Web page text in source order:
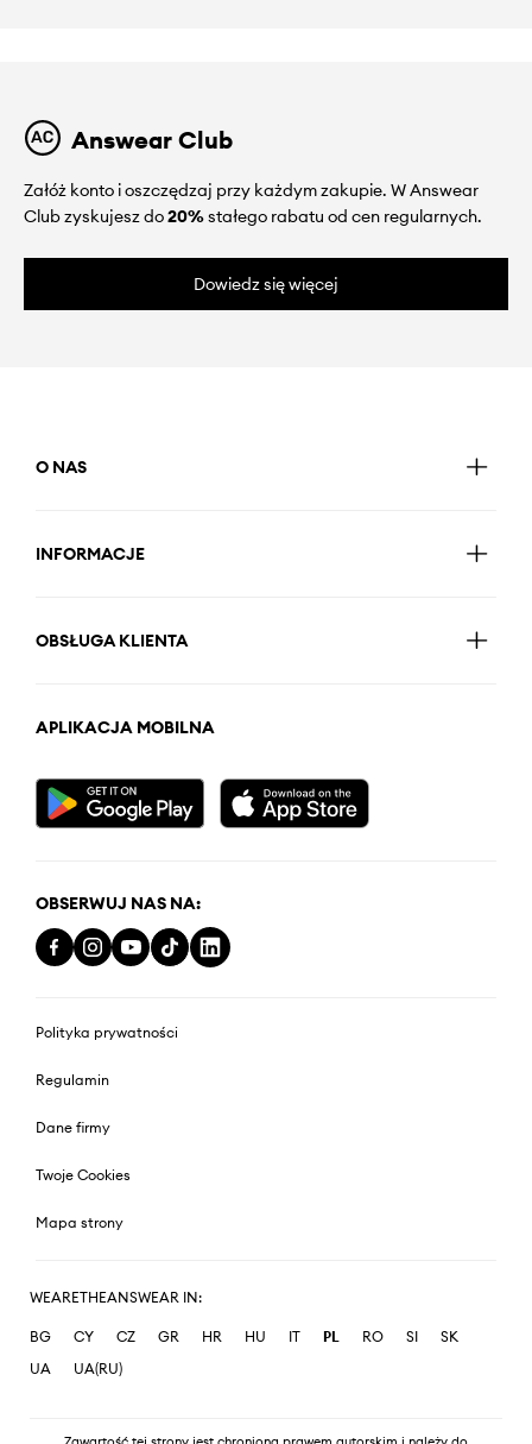
Answear Club
Załóż konto i oszczędzaj przy każdym zakupie. W Answear
Club zyskujesz do20%stałego rabatu od cen regularnych.
Dowiedz się więcej
O NAS
INFORMACJE
OBSŁUGA KLIENTA
APLIKACJA MOBILNA
OBSERWUJ NAS NA:
Polityka prywatności
Regulamin
Dane firmy
Twoje Cookies
Mapa strony
WEARETHEANSWEAR IN:
BG CY CZ GR HR HU IT PL RO SI
SK
UA
UA(RU)